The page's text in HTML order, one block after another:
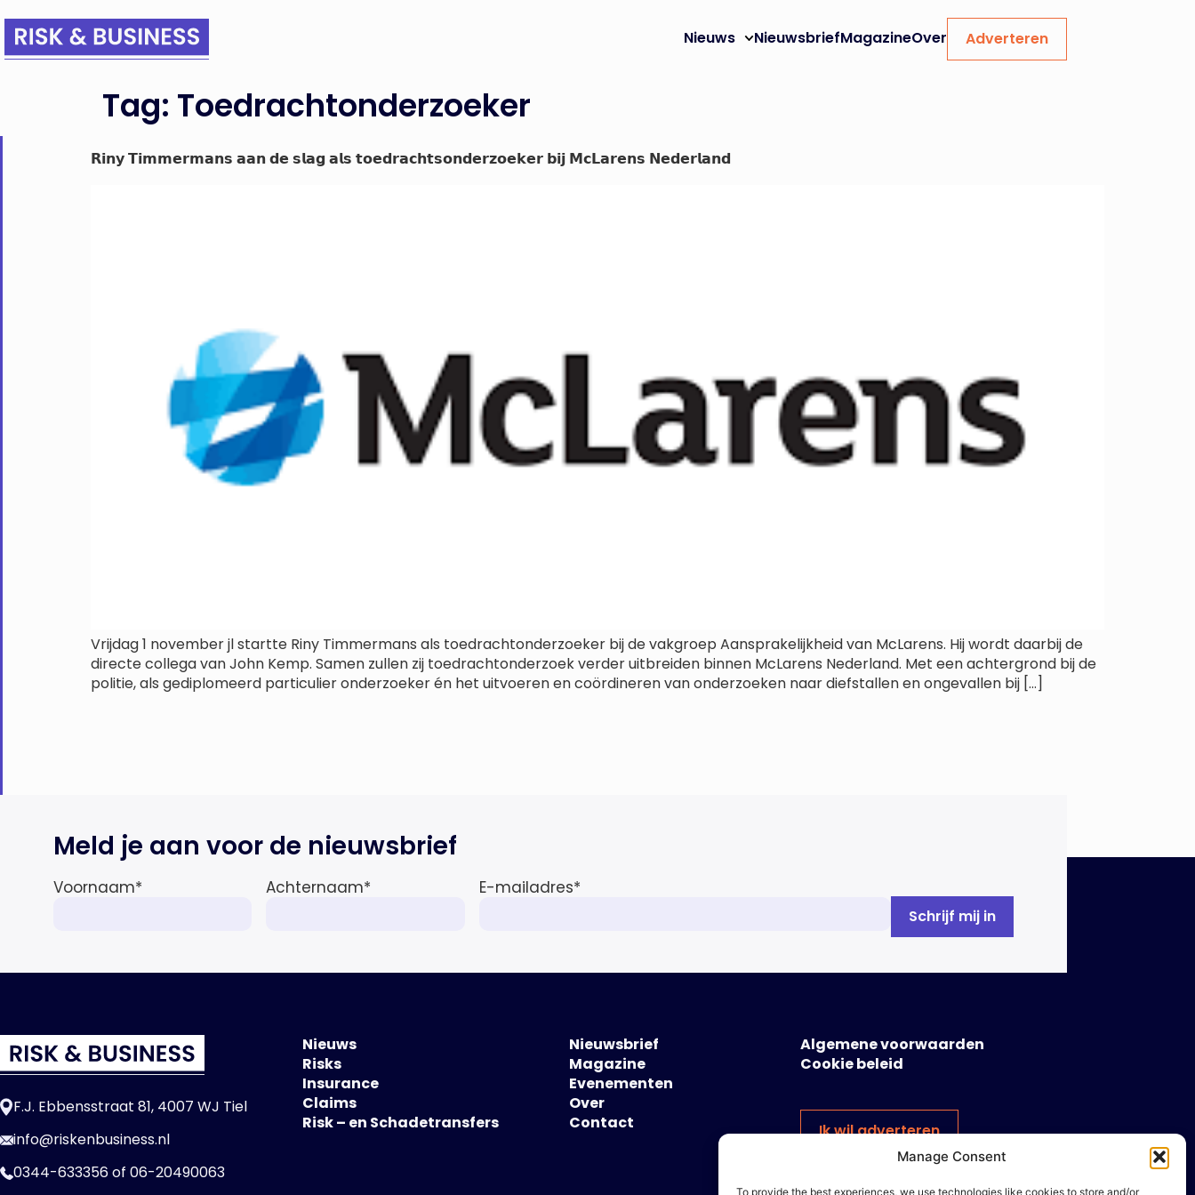
Manage Consent
To provide the best experiences, we use technologies like cookies to store and/or
Nieuws NieuwsbriefMagazineOver Adverteren
Tag: Toedrachtonderzoeker
𝗥𝗶𝗻𝘆 𝗧𝗶𝗺𝗺𝗲𝗿𝗺𝗮𝗻𝘀 𝗮𝗮𝗻 𝗱𝗲 𝘀𝗹𝗮𝗴 𝗮𝗹𝘀 𝘁𝗼𝗲𝗱𝗿𝗮𝗰𝗵𝘁𝘀𝗼𝗻𝗱𝗲𝗿𝘇𝗼𝗲𝗸𝗲𝗿 𝗯𝗶𝗷 𝗠𝗰𝗟𝗮𝗿𝗲𝗻𝘀 𝗡𝗲𝗱𝗲𝗿𝗹𝗮𝗻𝗱
Vrijdag 1 november jl startte Riny Timmermans als toedrachtonderzoeker bij de vakgroep Aansprakelijkheid van McLarens. Hij wordt daarbij de
directe collega van John Kemp. Samen zullen zij toedrachtonderzoek verder uitbreiden binnen McLarens Nederland. Met een achtergrond bij de
politie, als gediplomeerd particulier onderzoeker én het uitvoeren en coördineren van onderzoeken naar diefstallen en ongevallen bij […]
Meld je aan voor de nieuwsbrief
Voornaam* Achternaam* E-mailadres*
F.J. Ebbensstraat 81, 4007 WJ Tiel
info@riskenbusiness.nl
0344-633356of 06-20490063
Nieuws
Risks
Insurance
Claims
Risk – en Schadetransfers
Nieuwsbrief
Magazine
Evenementen
Over
Contact
Algemene voorwaarden
Cookie beleid
Ik wil adverteren